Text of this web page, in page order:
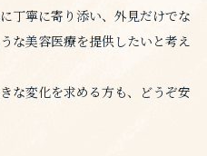
丁寧に寄り添い、外見だけでな
な美容医療を提供したいと考え
な変化を求める方も、どうぞ安